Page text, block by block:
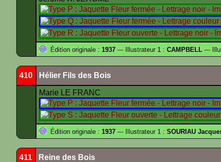
Édition originale : 1937 --- Illustrateur 1 : CAMPBELL ---
410 Hélier Fils des Bois
Marie LE FRANC
Édition originale : 1937 --- Illustrateur 1 : SOURIAU
411 Reine des Bois